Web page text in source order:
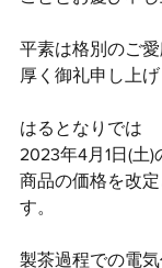
平素は格別のご愛
厚く御礼申し上げ
はるとなりでは
2023年4月1日(土
商品の価格を改
す。
製茶過程での電